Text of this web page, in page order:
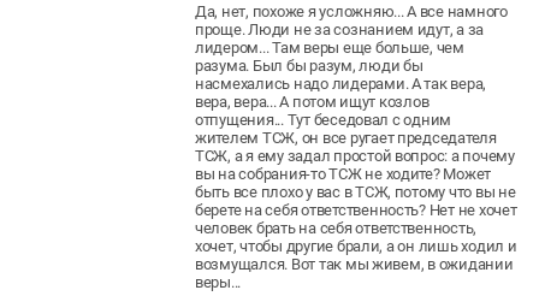
Да, нет, похоже я усложняю... А все намного
проще. Люди не за сознанием идут, а за
лидером... Там веры еще больше, чем
разума. Был бы разум, люди бы
насмехались надо лидерами. А так вера,
вера, вера... А потом ищут козлов
отпущения... Тут беседовал с одним
жителем ТСЖ, он все ругает председателя
ТСЖ, а я ему задал простой вопрос: а почему
вы на собрания-то ТСЖ не ходите? Может
быть все плохо у вас в ТСЖ, потому что вы не
берете на себя ответственность? Нет не хочет
человек брать на себя ответственность,
хочет, чтобы другие брали, а он лишь ходил и
возмущался. Вот так мы живем, в ожидании
веры...